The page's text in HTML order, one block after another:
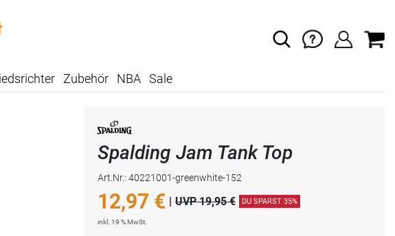
Zubehör NBA Sale
Spalding Jam Tank Top
Art.Nr.: 40221001-greenwhite-152
12,97 € | UVP 19,95 € DU SPARST 35%
inkl. 19 % MwSt.